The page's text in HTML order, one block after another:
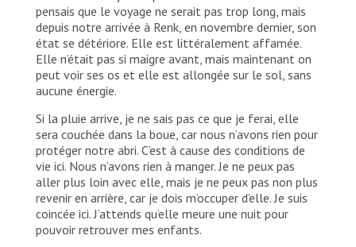
pensais que le voyage ne serait pas trop long, mais
depuis notre arrivée à Renk, en novembre dernier, son
état se détériore. Elle est littéralement affamée.
Elle n’était pas si maigre avant, mais maintenant on
peut voir ses os et elle est allongée sur le sol, sans
aucune énergie.
Si la pluie arrive, je ne sais pas ce que je ferai, elle
sera couchée dans la boue, car nous n’avons rien pour
protéger notre abri. C’est à cause des conditions de
vie ici. Nous n’avons rien à manger. Je ne peux pas
aller plus loin avec elle, mais je ne peux pas non plus
revenir en arrière, car je dois m’occuper d’elle. Je suis
coincée ici. J’attends qu’elle meure une nuit pour
pouvoir retrouver mes enfants.